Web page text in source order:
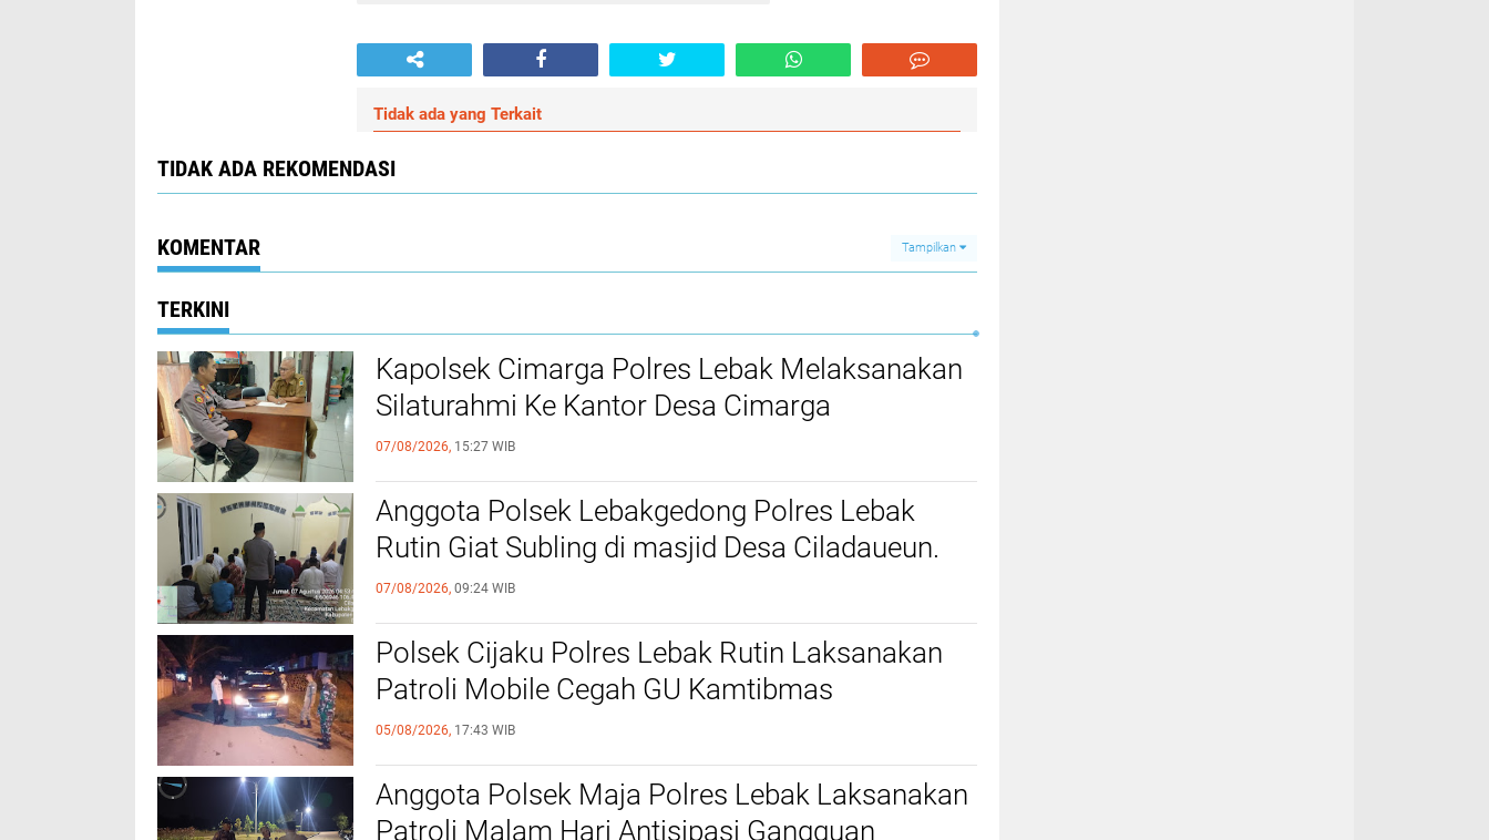
Tidak ada yang Terkait
TIDAK ADA REKOMENDASI
KOMENTAR Tampilkan
TERKINI
Kapolsek Cimarga Polres Lebak Melaksanakan
Silaturahmi Ke Kantor Desa Cimarga
07/08/2026, 15:27 WIB
Anggota Polsek Lebakgedong Polres Lebak
Rutin Giat Subling di masjid Desa Ciladaueun.
07/08/2026, 09:24 WIB
Polsek Cijaku Polres Lebak Rutin Laksanakan
Patroli Mobile Cegah GU Kamtibmas
05/08/2026, 17:43 WIB
Anggota Polsek Maja Polres Lebak Laksanakan
Patroli Malam Hari Antisipasi Gangguan